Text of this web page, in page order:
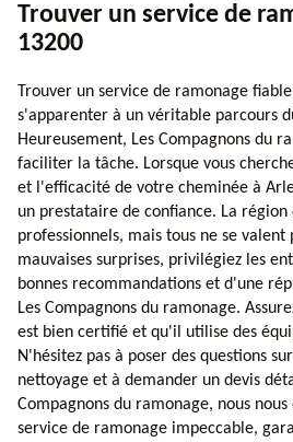
Trouver un service de
13200
Trouver un service de ramonage
s'apparenter à un véritable parcours
Heureusement, Les Compagnons du
faciliter la tâche. Lorsque vous
et l'efficacité de votre cheminée à
un prestataire de confiance. La
professionnels, mais tous ne se valent
mauvaises surprises, privilégiez les
bonnes recommandations et d'une
Les Compagnons du ramonage.
est bien certifié et qu'il utilise des
N'hésitez pas à poser des questions
nettoyage et à demander un devis
Compagnons du ramonage, nous
service de ramonage impeccable,